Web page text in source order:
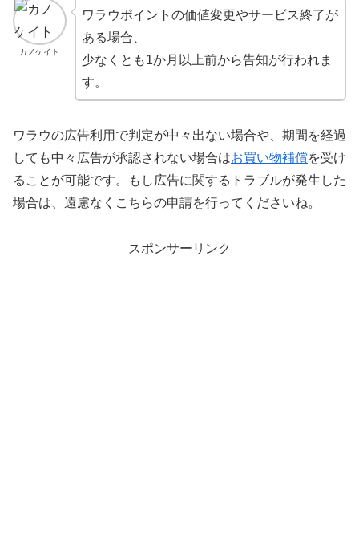
カノケイト
ワラウポイントの価値変更やサービス終了が
ある場合、
少なくとも1か月以上前から告知が行われま
す。
ワラウの広告利用で判定が中々出ない場合や、期間を経過
しても中々広告が承認されない場合はお買い物補償を受け
ることが可能です。もし広告に関するトラブルが発生した
場合は、遠慮なくこちらの申請を行ってくださいね。
スポンサーリンク